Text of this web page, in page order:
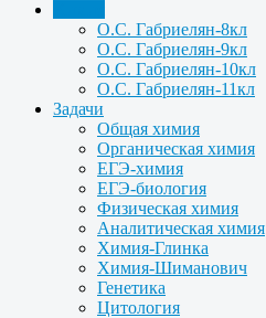
О.С. Габриелян-8кл
О.С. Габриелян-9кл
О.С. Габриелян-10кл
О.С. Габриелян-11кл
Задачи
Общая химия
Органическая химия
ЕГЭ-химия
ЕГЭ-биология
Физическая химия
Аналитическая химия
Химия-Глинка
Химия-Шиманович
Генетика
Цитология